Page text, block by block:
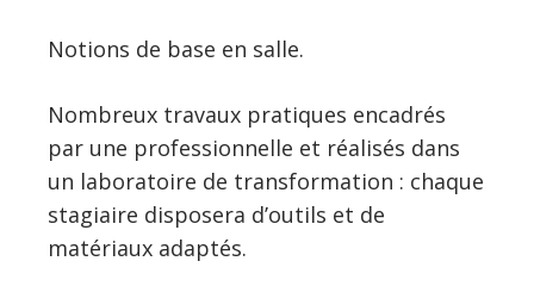
Notions de base en salle.
Nombreux travaux pratiques encadrés
par une professionnelle et réalisés dans
un laboratoire de transformation : chaque
stagiaire disposera d’outils et de
matériaux adaptés.